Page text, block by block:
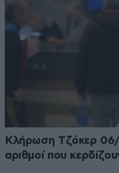
Κλήρωση Τζόκερ 06/
αριθμοί που